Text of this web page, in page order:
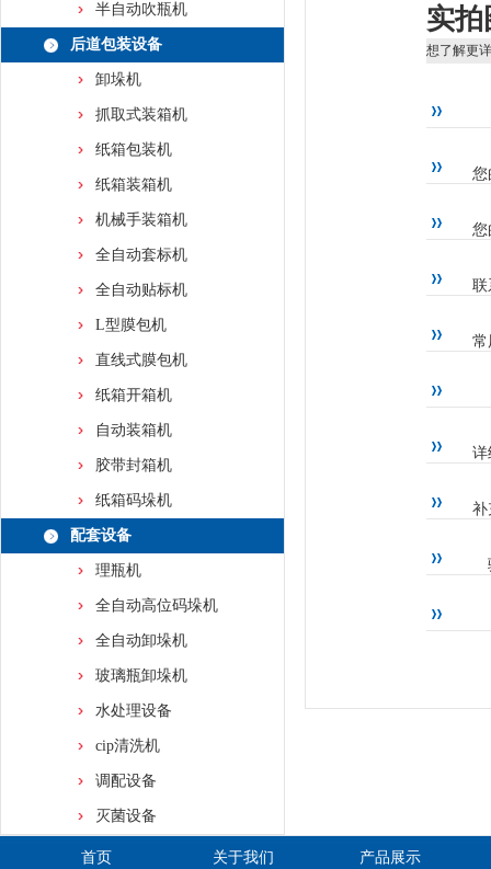
半自动吹瓶机
后道包装设备
卸垛机
抓取式装箱机
纸箱包装机
纸箱装箱机
机械手装箱机
全自动套标机
全自动贴标机
L型膜包机
直线式膜包机
纸箱开箱机
自动装箱机
胶带封箱机
纸箱码垛机
配套设备
理瓶机
全自动高位码垛机
全自动卸垛机
玻璃瓶卸垛机
水处理设备
cip清洗机
调配设备
灭菌设备
实拍
想了解更
您
您
联
常
详
补
首页 关于我们 产品展示